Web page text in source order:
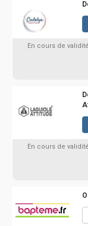
En cours de validité
En cours de validité